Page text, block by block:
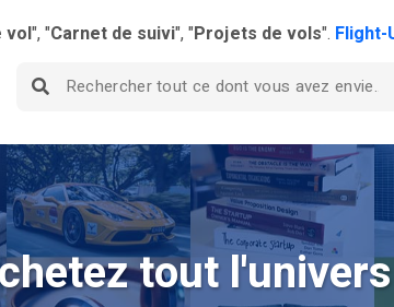
vol", "Carnet de suivi", "Projets de vols". Flight-
tout